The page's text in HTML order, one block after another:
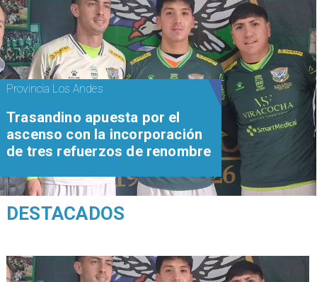
Provincia Los Andes
Trasandino apuesta por el
ascenso con la incorporación
de tres refuerzos de renombre
DESTACADOS